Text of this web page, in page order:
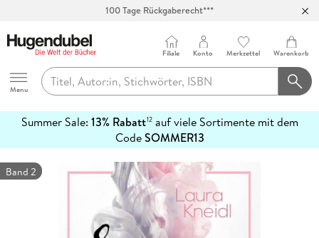
100 Tage Rückgaberecht***
Hugendubel
Menu
Filiale Konto Merkzettel Warenkorb
Summer Sale: 13% Rabatt12auf viele Sortimente mit dem
CodeSOMMER13
erfahren
Band 2